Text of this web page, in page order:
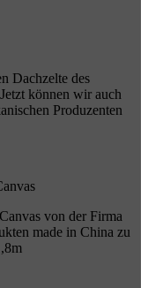
Dachzelte des
können wir auch
Produzenten
von der Firma
made in China zu